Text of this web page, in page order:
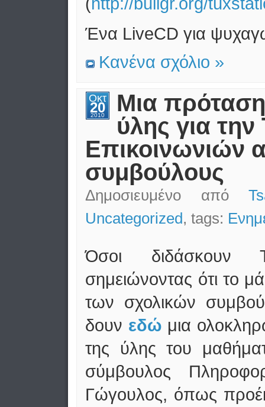
Ένα LiveCD για
Κανένα σχόλιο »
Οκτ
20
2010
Μια
ύλης για την
Επικοινωνιών
συμβούλους
Δημοσιευμένο από
Uncategorized, tags:
Όσοι διδάσκουν
σημειώνοντας ότι το
των σχολικών
δουν εδώ μια
της ύλης του
σύμβουλος
Γώγουλος, όπως